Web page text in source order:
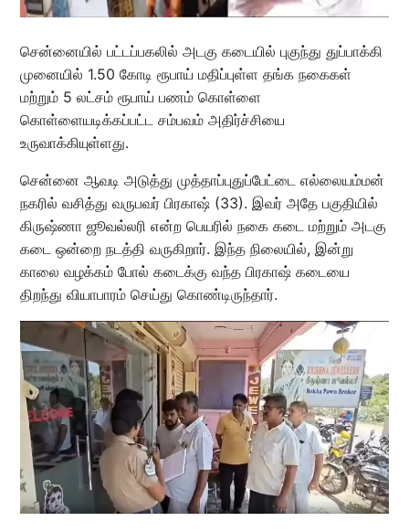
சென்னையில் பட்டப்பகலில் அடகு கடையில் புகுந்து துப்பாக்கி
முனையில் 1.50 கோடி ரூபாய் மதிப்புள்ள தங்க நகைகள்
மற்றும் 5 லட்சம் ரூபாய் பணம் கொள்ளை
கொள்ளையடிக்கப்பட்ட சம்பவம் அதிர்ச்சியை
உருவாக்கியுள்ளது.
சென்னை ஆவடி அடுத்து முத்தாப்புதுப்பேட்டை எல்லையம்மன்
நகரில் வசித்து வருபவர் பிரகாஷ் (33). இவர் அதே பகுதியில்
கிருஷ்ணா ஜூவல்லரி என்ற பெயரில் நகை கடை மற்றும் அடகு
கடை ஒன்றை நடத்தி வருகிறார். இந்த நிலையில், இன்று
காலை வழக்கம் போல் கடைக்கு வந்த பிரகாஷ் கடையை
திறந்து வியாபாரம் செய்து கொண்டிருந்தார்.